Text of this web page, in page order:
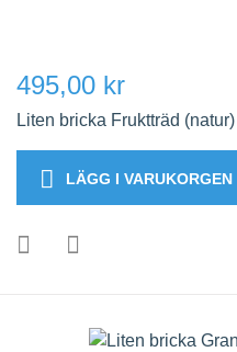
495,00 kr
Liten bricka Fruktträd (natur)
LÄGG I VARUKORGEN